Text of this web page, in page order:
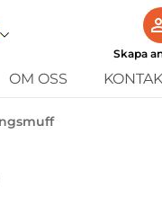
Skapa
OM OSS